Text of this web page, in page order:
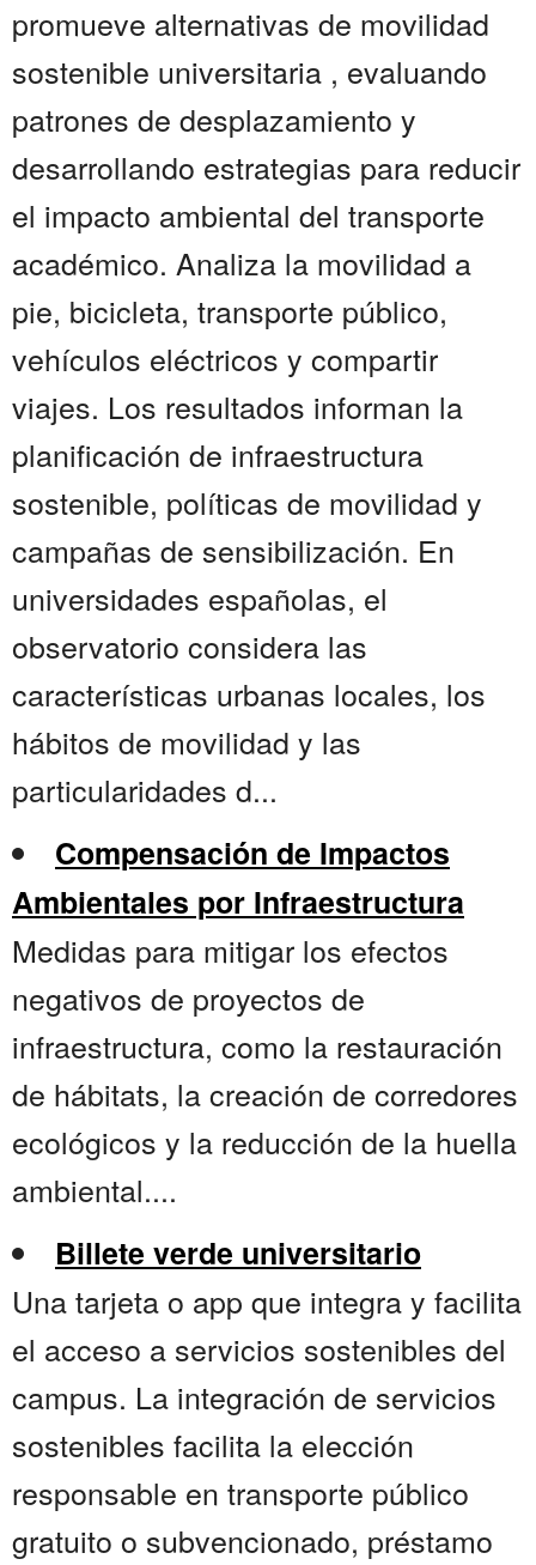
promueve alternativas de movilidad
sostenible universitaria , evaluando
patrones de desplazamiento y
desarrollando estrategias para reducir
el impacto ambiental del transporte
académico. Analiza la movilidad a
pie, bicicleta, transporte público,
vehículos eléctricos y compartir
viajes. Los resultados informan la
planificación de infraestructura
sostenible, políticas de movilidad y
campañas de sensibilización. En
universidades españolas, el
observatorio considera las
características urbanas locales, los
hábitos de movilidad y las
particularidades d...
Compensación de Impactos
Ambientales por Infraestructura
Medidas para mitigar los efectos
negativos de proyectos de
infraestructura, como la restauración
de hábitats, la creación de corredores
ecológicos y la reducción de la huella
ambiental....
Billete verde universitario
Una tarjeta o app que integra y facilita
el acceso a servicios sostenibles del
campus. La integración de servicios
sostenibles facilita la elección
responsable en transporte público
gratuito o subvencionado, préstamo